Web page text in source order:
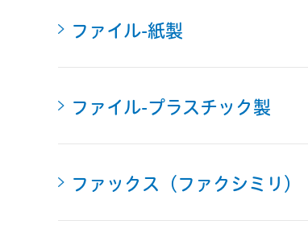
ファイル-紙製
ファイル-プラスチック製
ファックス（ファクシミリ）